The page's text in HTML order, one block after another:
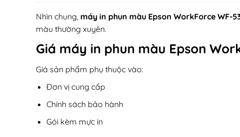
Nhìn chung, máy in phun màu Epson WorkForce WF-
màu thường xuyên.
Giá máy in phun màu Epson
Giá sản phẩm phụ thuộc vào:
Đơn vị cung cấp
Chính sách bảo hành
Gói kèm mực in